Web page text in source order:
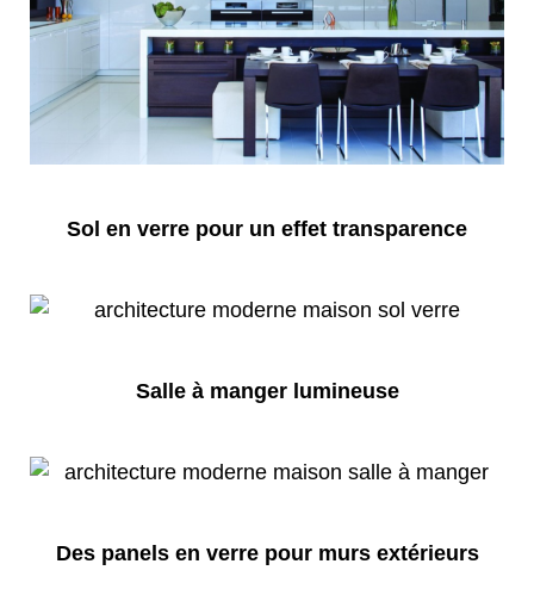
Sol en verre pour un effet transparence
Salle à manger lumineuse
Des panels en verre pour murs extérieurs